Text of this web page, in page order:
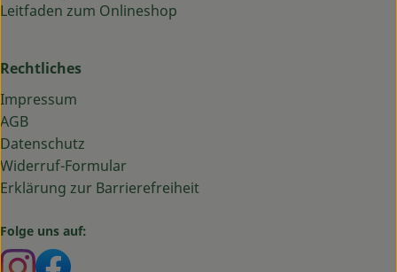
Leitfaden zum Onlineshop
Rechtliches
Impressum
AGB
Datenschutz
Widerruf-Formular
Erklärung zur Barrierefreiheit
Folge uns auf:
Externer Link zu https://www.instagram.com/
Externer Link zu https://www.facebook.com/